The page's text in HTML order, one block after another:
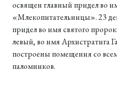
освящен главный придел во
«Млекопитательницы». 23
придел во имя святого
левый, во имя Архистратига
построены помещения со
паломников.